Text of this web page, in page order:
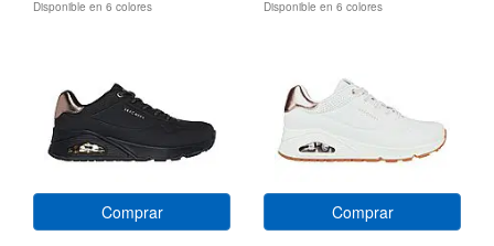
Disponible en 6 colores Disponible en 6 colores
Comprar Comprar